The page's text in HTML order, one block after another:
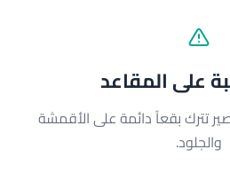
على المقاعد
تترك بقعاً دائمة على الأقمشة
والجلود.